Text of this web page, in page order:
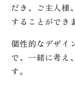
だき、ご主人様
することができ
個性的なデザイ
で、一緒に考え
す。